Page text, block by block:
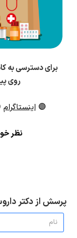
برای دسترسی به
روی
🟣 اینستاگرام
نظر
پرسش از دکتر